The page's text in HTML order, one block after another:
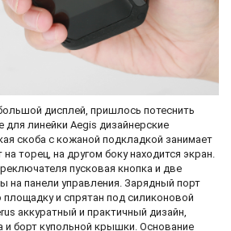
дисплей, пришлось потеснить
линейки Aegis дизайнерские
скоба с кожаной подкладкой занимает
торец, на другом боку находится экран.
пусковая кнопка и две
на панели управления. Зарядный порт
и спрятан под силиконовой
аккуратный и практичный дизайн,
и борт купольной крышки. Основание